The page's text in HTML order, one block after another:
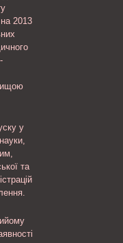
2013
у
та